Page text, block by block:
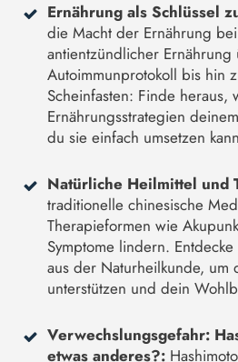
Ernährung als Schlüssel
die Macht der Ernährung
antientzündlicher Ernährung
Autoimmunprotokoll bis hin
Scheinfasten: Finde heraus,
Ernährungsstrategien
du sie einfach umsetzen
Natürliche Heilmittel und
traditionelle chinesische
Therapieformen wie
Symptome lindern.
aus der Naturheilkunde, um
unterstützen und dein
Verwechslungsgefahr:
etwas anderes?: